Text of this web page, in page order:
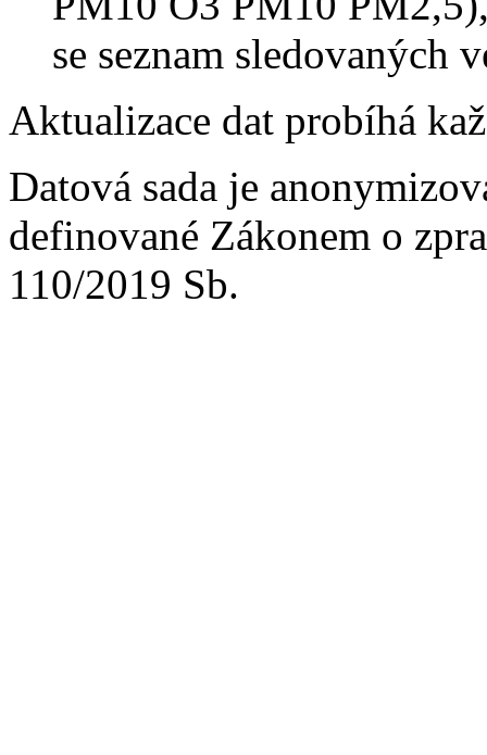
se seznam sledovaných
Aktualizace dat probíhá
Datová sada je
definované Zákonem o
110/2019 Sb.